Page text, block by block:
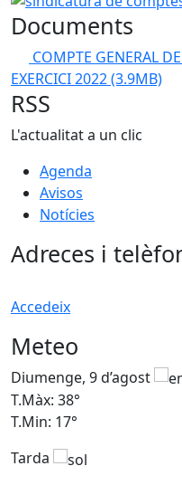
Documents
COMPTE GENERAL
EXERCICI 2022(3.9MB)
RSS
L'actualitat a un clic
Agenda
Avisos
Notícies
Adreces i
Accedeix
Meteo
Diumenge, 9 d’agost
T.Màx: 38°
T.Min: 17°
Tarda